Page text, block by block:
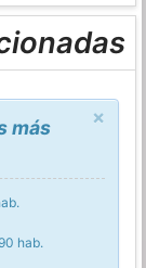
×
más
hab.